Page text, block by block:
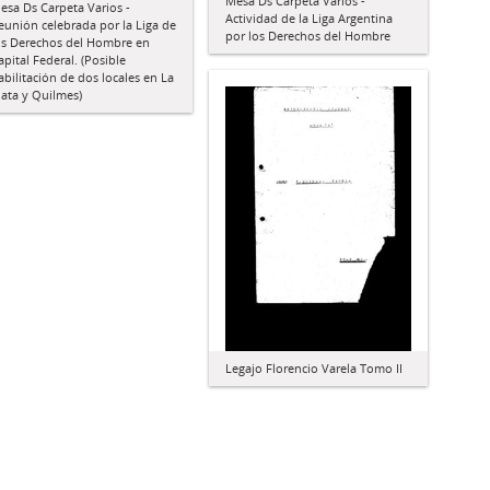
Ds Carpeta Varios -
celebrada por la Liga de
Derechos del Hombre en
Federal. (Posible
de dos locales en La
y Quilmes)
Actividad de la Liga Argentina
por los Derechos del Hombre
Legajo Florencio Varela Tomo II